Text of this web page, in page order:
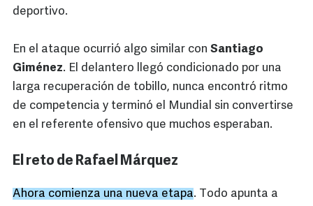
deportivo.
En el ataque ocurrió algo similar con Santiago
Giménez. El delantero llegó condicionado por una
larga recuperación de tobillo, nunca encontró ritmo
de competencia y terminó el Mundial sin convertirse
en el referente ofensivo que muchos esperaban.
El reto de Rafael Márquez
Ahora comienza una nueva etapa. Todo apunta a